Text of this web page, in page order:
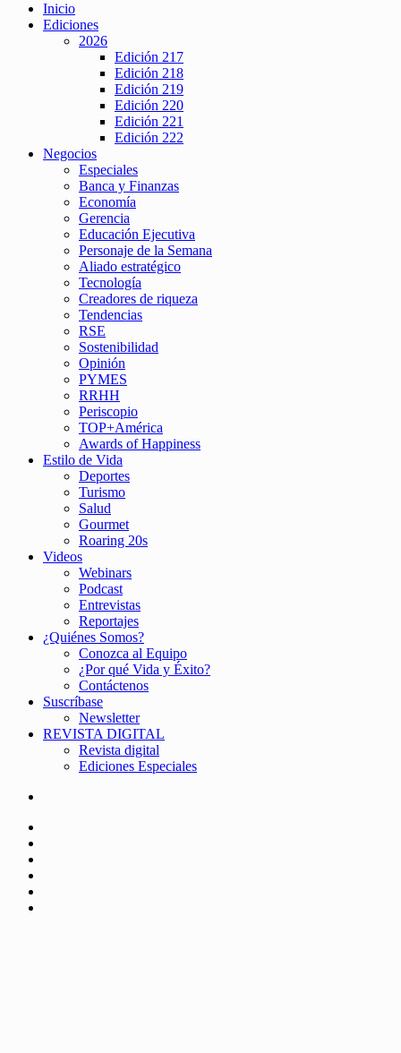
Inicio
Ediciones
2026
Edición 217
Edición 218
Edición 219
Edición 220
Edición 221
Edición 222
Negocios
Especiales
Banca y Finanzas
Economía
Gerencia
Educación Ejecutiva
Personaje de la Semana
Aliado estratégico
Tecnología
Creadores de riqueza
Tendencias
RSE
Sostenibilidad
Opinión
PYMES
RRHH
Periscopio
TOP+América
Awards of Happiness
Estilo de Vida
Deportes
Turismo
Salud
Gourmet
Roaring 20s
Videos
Webinars
Podcast
Entrevistas
Reportajes
¿Quiénes Somos?
Conozca al Equipo
¿Por qué Vida y Éxito?
Contáctenos
Suscríbase
Newsletter
REVISTA DIGITAL
Revista digital
Ediciones Especiales